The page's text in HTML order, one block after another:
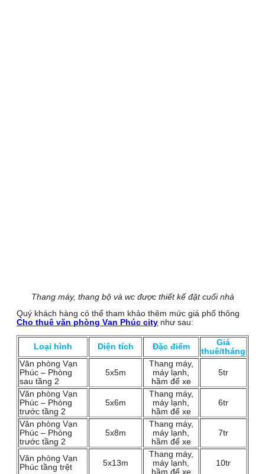
Thang máy, thang bộ và wc được thiết kế đặt cuối nhà
Quý khách hàng có thể tham khảo thêm mức giá phổ thông
Cho thuê văn phòng Vạn Phúc city như sau:
Loại hình Diện tích Đặc điểm
Giá
thuê/tháng
Văn phòng Vạn
Phúc – Phòng
sau tầng 2
5x5m
Thang máy,
máy lạnh,
hầm để xe
5tr
Văn phòng Vạn
Phúc – Phòng
trước tầng 2
5x6m
Thang máy,
máy lạnh,
hầm để xe
6tr
Văn phòng Vạn
Phúc – Phòng
trước tầng 2
5x8m
Thang máy,
máy lạnh,
hầm để xe
7tr
Văn phòng Vạn
Phúc tầng trệt
5x13m
Thang máy,
máy lạnh,
hầm để xe
10tr